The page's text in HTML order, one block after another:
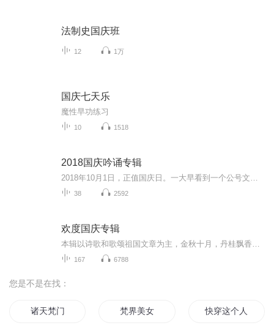
法制史国庆班
12 1万
国庆七天乐
魔性早功练习
10 1518
2018国庆吟诵专辑
38 2592
欢度国庆专辑
167 6788
您是不是在找：
诸天梵门 梵界美女 快穿这个人我不